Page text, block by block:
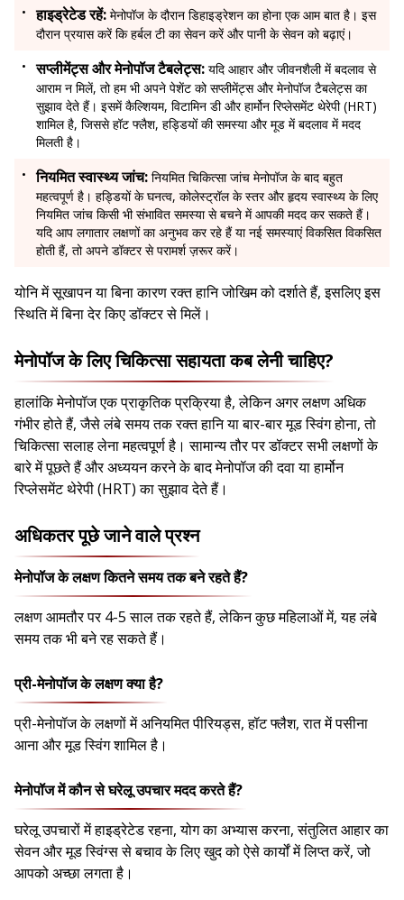
हाइड्रेटेड रहें: मेनोपॉज के दौरान डिहाइड्रेशन का होना एक आम बात है। इस
दौरान प्रयास करें कि हर्बल टी का सेवन करें और पानी के सेवन को बढ़ाएं।
सप्लीमेंट्स और मेनोपॉज टैबलेट्स: यदि आहार और जीवनशैली में बदलाव से
आराम न मिलें, तो हम भी अपने पेशेंट को सप्लीमेंट्स और मेनोपॉज टैबलेट्स का
सुझाव देते हैं। इसमें कैल्शियम, विटामिन डी और हार्मोन रिप्लेसमेंट थेरेपी (HRT)
शामिल है, जिससे हॉट फ्लैश, हड्डियों की समस्या और मूड में बदलाव में मदद
मिलती है।
नियमित स्वास्थ्य जांच: नियमित चिकित्सा जांच मेनोपॉज के बाद बहुत
महत्वपूर्ण है। हड्डियों के घनत्व, कोलेस्ट्रॉल के स्तर और हृदय स्वास्थ्य के लिए
नियमित जांच किसी भी संभावित समस्या से बचने में आपकी मदद कर सकते हैं।
यदि आप लगातार लक्षणों का अनुभव कर रहे हैं या नई समस्याएं विकसित विकसित
होती हैं, तो अपने डॉक्टर से परामर्श ज़रूर करें।
योनि में सूखापन या बिना कारण रक्त हानि जोखिम को दर्शाते हैं, इसलिए इस
स्थिति में बिना देर किए डॉक्टर से मिलें।
मेनोपॉज के लिए चिकित्सा सहायता कब लेनी चाहिए?
हालांकि मेनोपॉज एक प्राकृतिक प्रक्रिया है, लेकिन अगर लक्षण अधिक
गंभीर होते हैं, जैसे लंबे समय तक रक्त हानि या बार-बार मूड स्विंग होना, तो
चिकित्सा सलाह लेना महत्वपूर्ण है। सामान्य तौर पर डॉक्टर सभी लक्षणों के
बारे में पूछते हैं और अध्ययन करने के बाद मेनोपॉज की दवा या हार्मोन
रिप्लेसमेंट थेरेपी (HRT) का सुझाव देते हैं।
अधिकतर पूछे जाने वाले प्रश्न
मेनोपॉज के लक्षण कितने समय तक बने रहते हैं?
लक्षण आमतौर पर 4-5 साल तक रहते हैं, लेकिन कुछ महिलाओं में, यह लंबे
समय तक भी बने रह सकते हैं।
प्री-मेनोपॉज के लक्षण क्या है?
प्री-मेनोपॉज के लक्षणों में अनियमित पीरियड्स, हॉट फ्लैश, रात में पसीना
आना और मूड स्विंग शामिल है।
मेनोपॉज में कौन से घरेलू उपचार मदद करते हैं?
घरेलू उपचारों में हाइड्रेटेड रहना, योग का अभ्यास करना, संतुलित आहार का
सेवन और मूड स्विंग्स से बचाव के लिए खुद को ऐसे कार्यों में लिप्त करें, जो
आपको अच्छा लगता है।